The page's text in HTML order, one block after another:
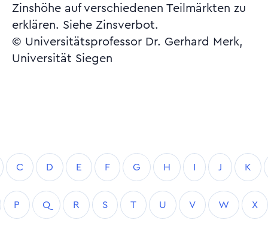
Zinshöhe auf verschiedenen Teilmärkten zu
erklären. Siehe Zinsverbot.
© Universitätsprofessor Dr. Gerhard Merk,
Universität Siegen
C D E F G H I J K
P Q R S T U V W X